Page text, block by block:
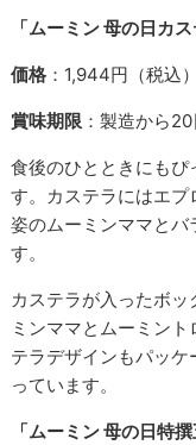
「ムーミン 母の日カス
価格 ：1,944円（税込）
賞味期限 ：製造から20
食後のひとときにも
す。カステラにはエプ
姿のムーミンママとバ
す。
カステラが入ったボ
ミンママとムーミン
テラデザインもパッ
っています。
「ムーミン 母の日特